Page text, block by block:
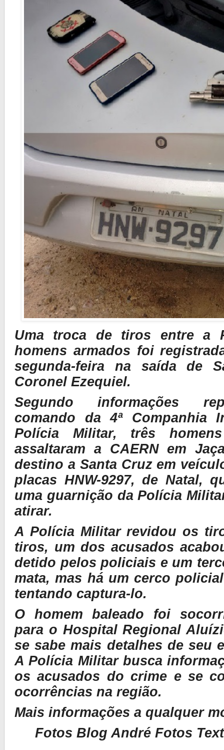
Uma troca de tiros entre a
homens armados foi
segunda-feira na saída de
Coronel Ezequiel.
Segundo informações
comando da 4ª Companhia
Polícia Militar, três
assaltaram a CAERN em
destino a Santa Cruz em
placas HNW-9297, de Natal,
uma guarnição da Polícia
atirar.
A Polícia Militar revidou os
tiros, um dos acusados
detido pelos policiais e um
mata, mas há um cerco
tentando captura-lo.
O homem baleado foi
para o Hospital Regional
se sabe mais detalhes de seu
A Polícia Militar busca
os acusados do crime e se
ocorrências na região.
Mais informações a qualquer
Fotos Blog André Fotos